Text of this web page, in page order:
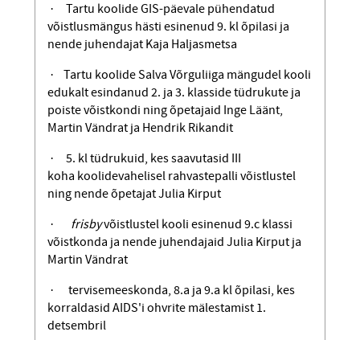
· Tartu koolide GIS-päevale pühendatud
võistlusmängus hästi esinenud 9. kl õpilasi ja
nende juhendajat Kaja Haljasmetsa
· Tartu koolide Salva Võrguliiga mängudel kooli
edukalt esindanud 2. ja 3. klasside tüdrukute ja
poiste võistkondi ning õpetajaid Inge Läänt,
Martin Vändrat ja Hendrik Rikandit
· 5. kl tüdrukuid, kes saavutasid III
koha koolidevahelisel rahvastepalli võistlustel
ning nende õpetajat Julia Kirput
· frisbyvõistlustel kooli esinenud 9.c klassi
võistkonda ja nende juhendajaid Julia Kirput ja
Martin Vändrat
· tervisemeeskonda, 8.a ja 9.a kl õpilasi, kes
korraldasid AIDS'i ohvrite mälestamist 1.
detsembril